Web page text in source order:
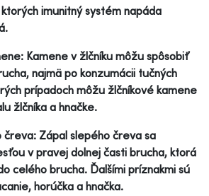
imunitný systém napáda
Kamene v žlčníku môžu spôsobiť
najmä po konzumácii tučných
prípadoch môžu žlčníkové kamene
žlčníka a hnačke.
čreva: Zápal slepého čreva sa
v pravej dolnej časti brucha, ktorá
celého brucha. Ďalšími príznakmi sú
horúčka a hnačka.